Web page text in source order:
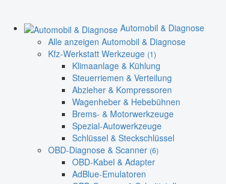
Automobil & Diagnose
Alle anzeigen Automobil & Diagnose
Kfz-Werkstatt Werkzeuge (1)
Klimaanlage & Kühlung
Steuerriemen & Verteilung
Abzieher & Kompressoren
Wagenheber & Hebebühnen
Brems- & Motorwerkzeuge
Spezial-Autowerkzeuge
Schlüssel & Steckschlüssel
OBD-Diagnose & Scanner (6)
OBD-Kabel & Adapter
AdBlue-Emulatoren